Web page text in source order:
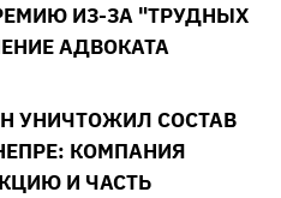
ИЗ-ЗА "ТРУДНЫХ
АДВОКАТА
УНИЧТОЖИЛ СОСТАВ
КОМПАНИЯ
И ЧАСТЬ